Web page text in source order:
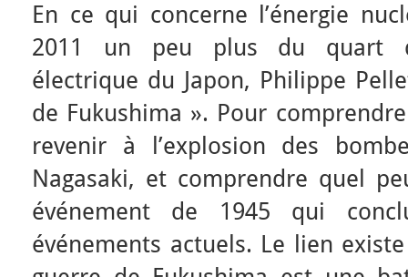
En ce qui concerne l’énergie
2011 un peu plus du quart
électrique du Japon, Philippe
de Fukushima ». Pour
revenir à l’explosion des
Nagasaki, et comprendre quel
événement de 1945 qui
événements actuels. Le lien